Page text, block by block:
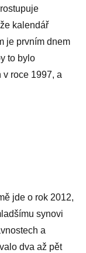
kalendář
je prvním dnem
to bylo
v roce 1997, a
jde o rok 2012,
synovi
a
dva až pět